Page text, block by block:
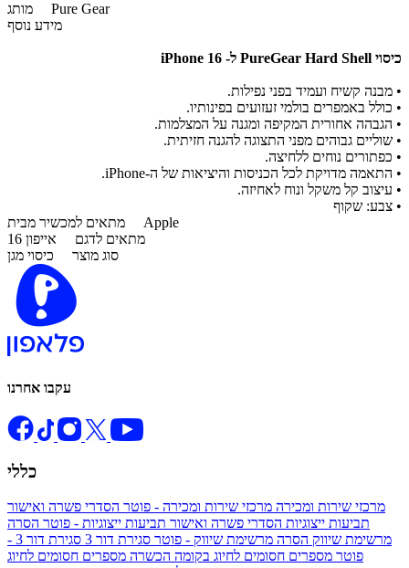
מותג Pure Gear
מידע נוסף
כיסוי PureGear Hard Shell ל- iPhone 16
• מבנה קשיח ועמיד בפני נפילות.
• כולל באמפרים בולמי זעזועים בפינותיו.
• הגבהה אחורית המקיפה ומגנה על המצלמות.
• שוליים גבוהים מפני התצוגה להגנה חזיתית.
• כפתורים נוחים ללחיצה.
• התאמה מדויקת לכל הכניסות והיציאות של ה-iPhone.
• עיצוב קל משקל ונוח לאחיזה.
• צבע: שקוף
מתאים למכשיר מבית Apple
מתאים לדגם אייפון 16
סוג מוצר כיסוי מגן
עקבו אחרנו
כללי
מרכזי שירות ומכירה מרכזי שירות ומכירה - פוטר הסדרי פשרה ואישור
תביעות ייצוגיות הסדרי פשרה ואישור תביעות ייצוגיות - פוטר הסרה
מרשימת שיווק הסרה מרשימת שיווק - פוטר סגירת דור 3
סגירת דור 3 -
פוטר מספרים חסומים לחיוג בקומה הכשרה מספרים חסומים לחיוג